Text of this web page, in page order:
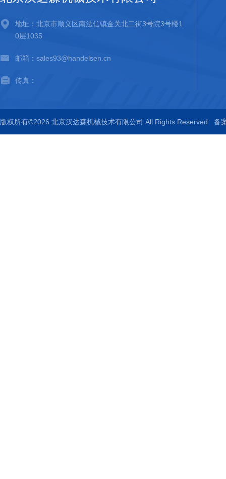
地址：北京市顺义区南法信镇金关北二街3号院3号楼1
0层1035
邮箱：sales93@handelsen.cn
传真：
版权所有©2026 北京汉达森机械技术有限公司 All Rights Reserved 备